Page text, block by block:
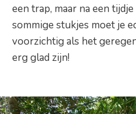
een trap, maar na een
sommige stukjes moet je
voorzichtig als het
erg glad zijn!